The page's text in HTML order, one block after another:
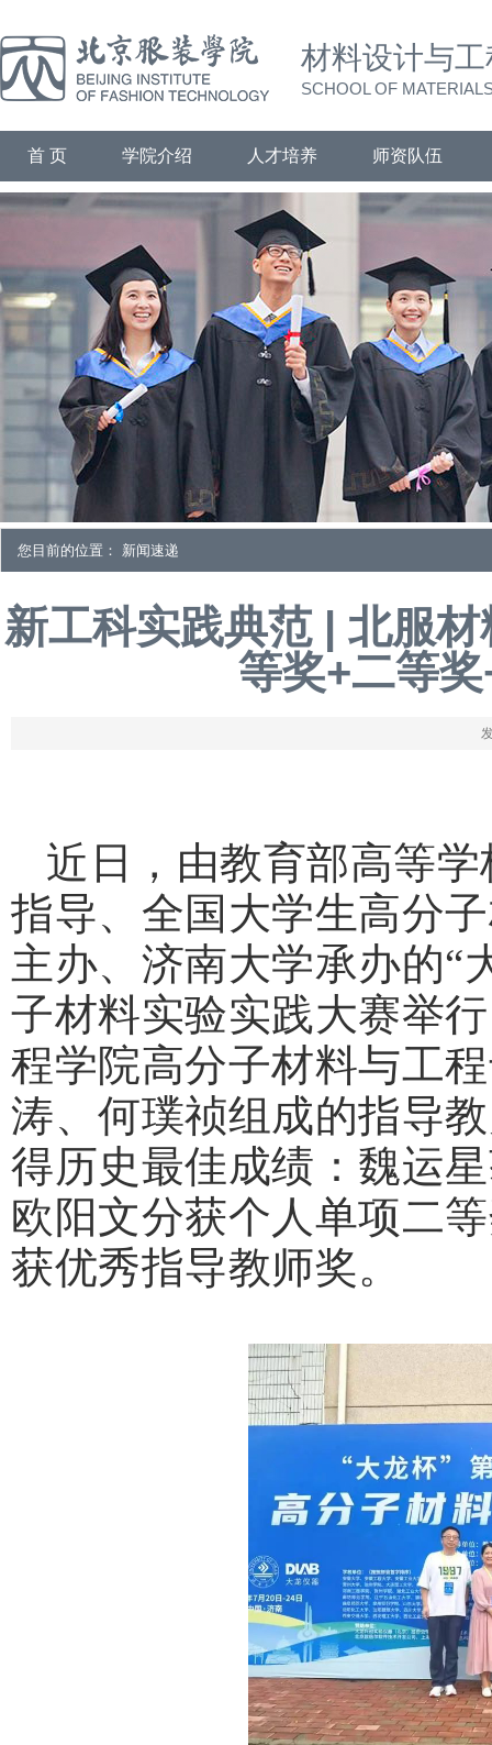
材料设计与
SCHOOL OF
首 页 学院介绍 人才培养 师资队伍
您目前的位置： 新闻速递
新工科实践典范 | 北服
等奖+二等
近日，由教育部高等
指导、全国大学生高分
主办、济南大学承办的“
子材料实验实践大赛举
程学院高分子材料与工
涛、何璞祯组成的指导
得历史最佳成绩：魏运
欧阳文分获个人单项二
获优秀指导教师奖。